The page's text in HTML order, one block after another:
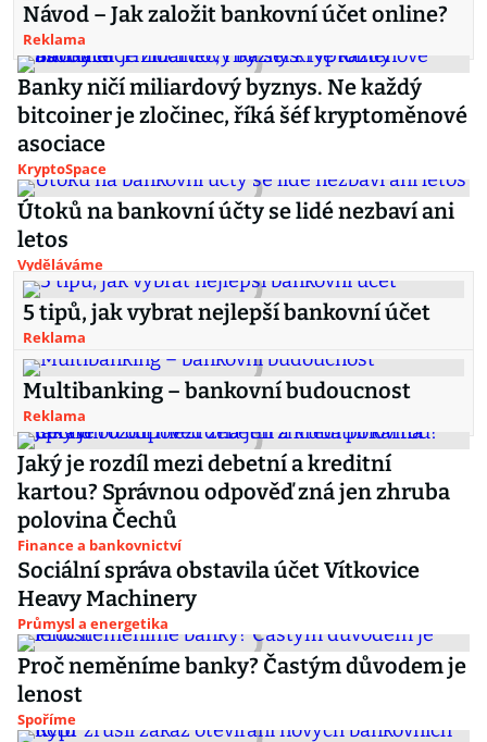
Návod – Jak založit bankovní účet online?
Reklama
Banky ničí miliardový byznys. Ne každý
bitcoiner je zločinec, říká šéf kryptoměnové
asociace
KryptoSpace
Útoků na bankovní účty se lidé nezbaví ani
letos
Vyděláváme
5 tipů, jak vybrat nejlepší bankovní účet
Reklama
Multibanking – bankovní budoucnost
Reklama
Jaký je rozdíl mezi debetní a kreditní
kartou? Správnou odpověď zná jen zhruba
polovina Čechů
Finance a bankovnictví
Sociální správa obstavila účet Vítkovice
Heavy Machinery
Průmysl a energetika
Proč neměníme banky? Častým důvodem je
lenost
Spoříme